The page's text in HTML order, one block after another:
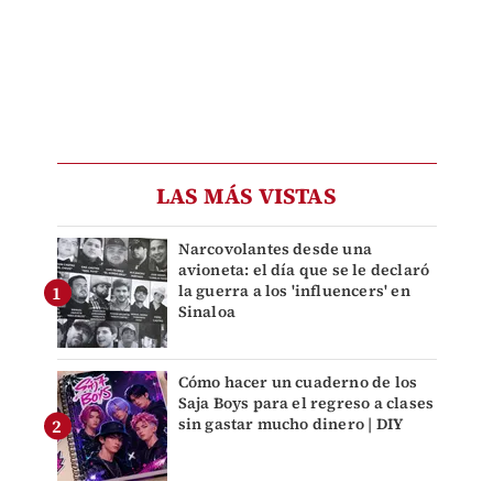
LAS MÁS VISTAS
Narcovolantes desde una
avioneta: el día que se le declaró
la guerra a los 'influencers' en
Sinaloa
Cómo hacer un cuaderno de los
Saja Boys para el regreso a clases
sin gastar mucho dinero | DIY